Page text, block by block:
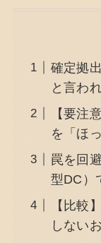
確定拠
と言わ
【要注
を「ほ
罠を回
型DC）
【比較
しない